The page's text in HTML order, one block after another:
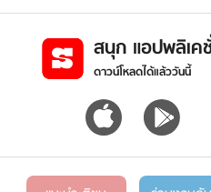
สนุก แอปพลิเค
ดาวน์โหลดได้แล้ววันนี้